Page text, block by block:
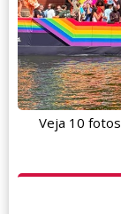
Veja 10